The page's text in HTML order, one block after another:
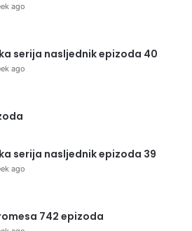
ago
serija nasljednik epizoda 40
ago
serija nasljednik epizoda 39
ago
742 epizoda